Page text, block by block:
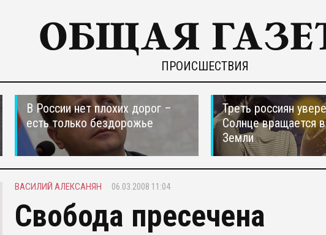
ПРОИСШЕСТВИЯ
В России нет плохих дорог –
есть только бездорожье
Треть россиян
Солнце вращается
Земли
ВАСИЛИЙ АЛЕКСАНЯН 06.03.2008 11:04
Свобода пресечена